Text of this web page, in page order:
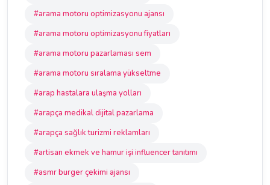
#arama motoru optimizasyonu ajansı
#arama motoru optimizasyonu fiyatları
#arama motoru pazarlaması sem
#arama motoru sıralama yükseltme
#arap hastalara ulaşma yolları
#arapça medikal dijital pazarlama
#arapça sağlık turizmi reklamları
#artisan ekmek ve hamur işi influencer tanıtımı
#asmr burger çekimi ajansı